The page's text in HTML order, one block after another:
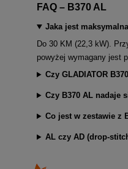
FAQ – B370 AL
Jaka jest
Do 30 KM (22,3 kW).
powyżej wymagany jest
Czy GLADIATOR
Czy B370 AL nadaje
Co jest w zestawie z
AL czy AD (drop-